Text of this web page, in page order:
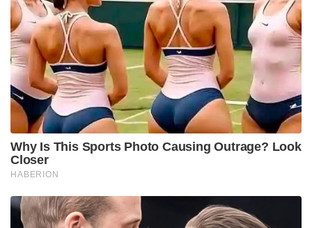
Why Is This Sports Photo Causing Outrage? Look
Closer
HABERION